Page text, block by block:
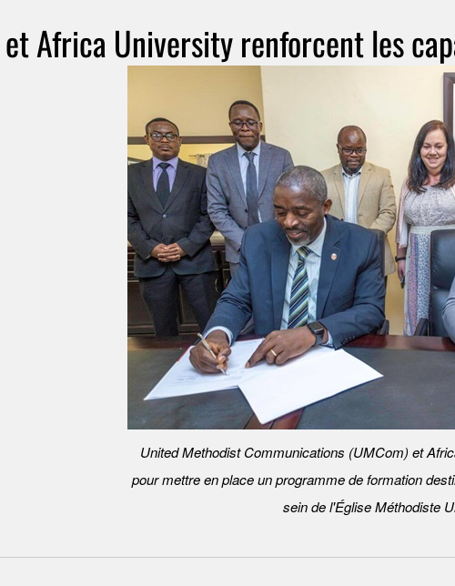
Africa University renforcent les
United Methodist Communications (UMCom) et
pour mettre en place un programme de formation
sein de l'Église Méthodiste